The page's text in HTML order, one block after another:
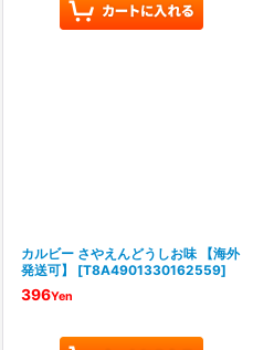
カルビー さやえんどうしお味 【海外
発送可】
[T8A4901330162559]
396Yen